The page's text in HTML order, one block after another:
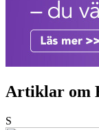
Artiklar om
S